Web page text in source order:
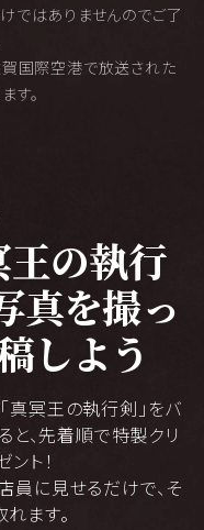
ではありませんのでご了
賀国際空港で放送された
す。
王の執行
真を撮っ
しよう
真冥王の執行剣」をバ
と、先着順で特製クリ
ト！
員に見せるだけで、そ
ます。